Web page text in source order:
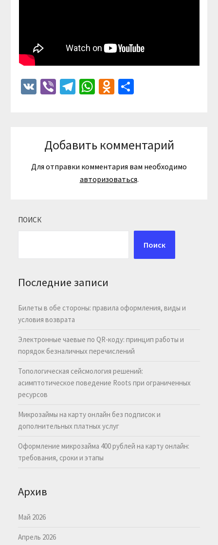
VKViberTelegram
WhatsApp
Odnoklassniki
Отправить
Добавить комментарий
Для отправки комментария вам необходимо
авторизоваться.
ПОИСК
Поиск
Последние записи
Билеты в обе стороны: правила оформления, виды и
условия возврата
Электронные чаевые по QR-коду: принцип работы и
порядок безналичных перечислений
Топологическая сейсмология решений:
асимптотическое поведение Roots при ограниченных
ресурсов
Микрозаймы на карту онлайн без подписок и
дополнительных платных услуг
Оформление микрозайма 400 рублей на карту онлайн:
требования, сроки и этапы
Архив
Май 2026
Апрель 2026